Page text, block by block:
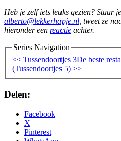
Heb je zelf iets leuks gezien? Stuur
alberto@lekkerhapje.nl, tweet ze
hieronder een reactie achter.
Series Navigation
<< Tussendoortjes 3De beste
(Tussendoortjes 5) >>
Delen:
Facebook
X
Pinterest